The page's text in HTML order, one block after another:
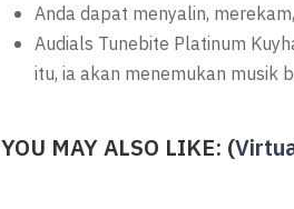
Anda dapat menyalin,
Audials Tunebite Platinum
itu, ia akan menemukan musik
YOU MAY ALSO LIKE: (